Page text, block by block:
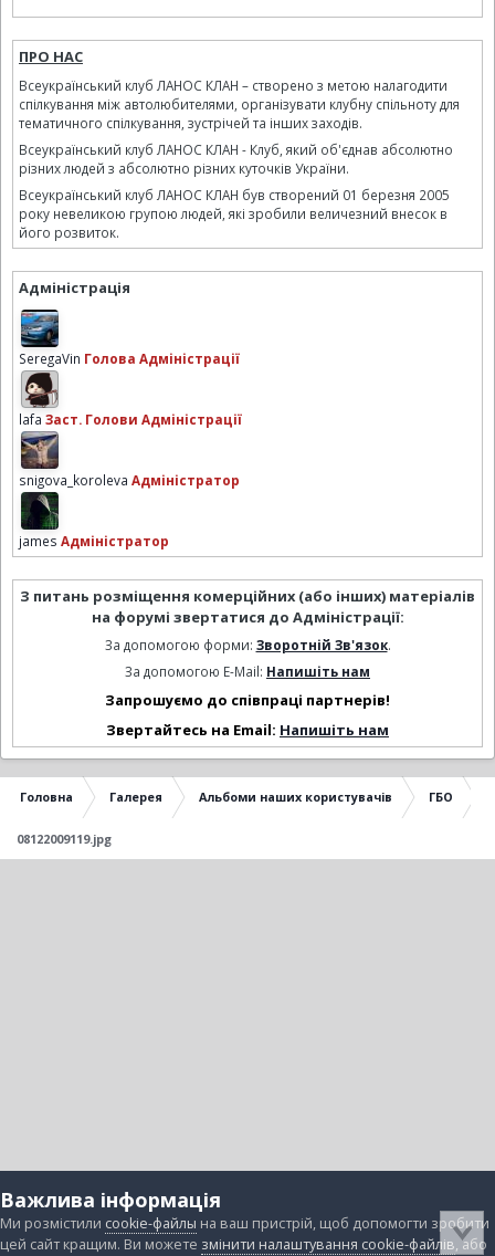
ПРО НАС
Всеукраїнський клуб ЛАНОС КЛАН – створено з метою налагодити
спілкування між автолюбителями, організувати клубну спільноту для
тематичного спілкування, зустрічей та інших заходів.
Всеукраїнський клуб ЛАНОС КЛАН - Клуб, який об'єднав абсолютно
різних людей з абсолютно різних куточків України.
Всеукраїнський клуб ЛАНОС КЛАН був створений 01 березня 2005
року невеликою групою людей, які зробили величезний внесок в
його розвиток.
Адміністрація
SeregaVin Голова Адміністрації
lafa Заст. Голови Адміністрації
snigova_koroleva Адміністратор
james Адміністратор
З питань розміщення комерційних (або інших) матеріалів
на форумі звертатися до Адміністрації:
За допомогою форми: Зворотній Зв'язок.
За допомогою E-Mail: Напишіть нам
Запрошуємо до співпраці партнерів!
Звертайтесь на Email: Напишіть нам
Головна Галерея Альбоми наших користувачів ГБО
08122009119.jpg
Важлива інформація
Ми розмістили cookie-файлы на ваш пристрій, щоб допомогти зробити
цей сайт кращим. Ви можете змінити налаштування cookie-файлів, або